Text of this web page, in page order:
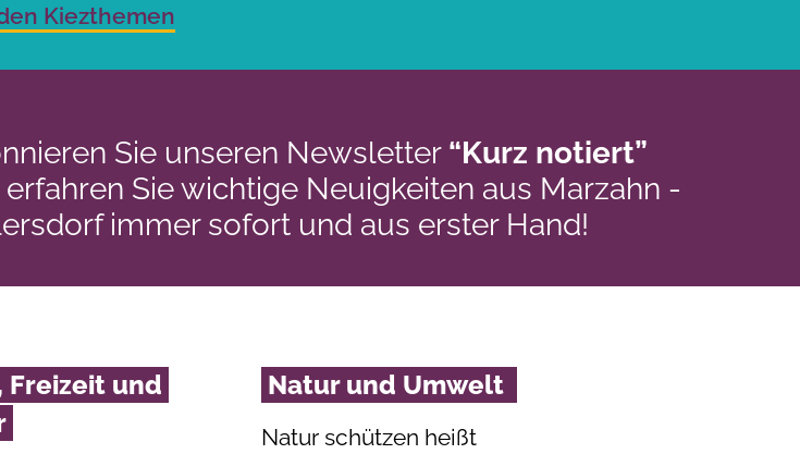
Kiezthemen
Sie unseren Newsletter “Kurz notiert”
Sie wichtige Neuigkeiten aus Marzahn -
immer sofort und aus erster Hand!
Freizeit und
Natur und Umwelt
Natur schützen heißt